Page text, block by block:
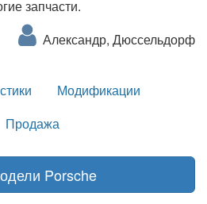
запчасти.
Александр, Дюссельдорф
Модификации
Продажа
Porsche